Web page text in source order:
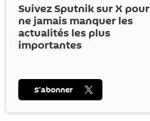
Suivez Sputnik surX pour
ne jamais manquer les
actualités les plus
importantes
S’abonner